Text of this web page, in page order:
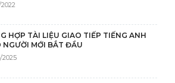
HỢP TÀI LIỆU GIAO TIẾP TIẾNG ANH
NGƯỜI MỚI BẮT ĐẦU
2025